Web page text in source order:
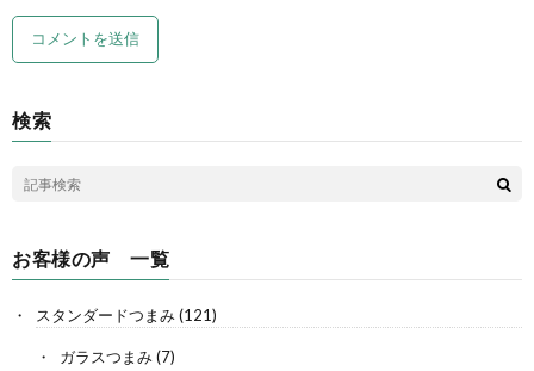
検索
お客様の声 一覧
スタンダードつまみ(121)
ガラスつまみ(7)